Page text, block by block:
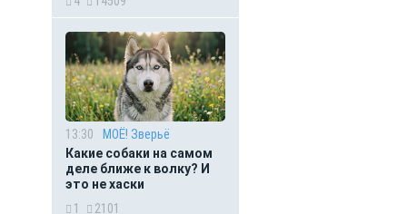
13:30
МОЁ! Зверьё
Какие собаки на самом
деле ближе к волку? И
это не хаски
1
2101